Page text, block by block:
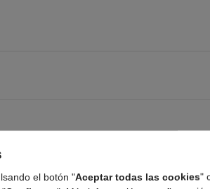
16 PRODUCTOS MÁS EN LA MISMA CATEGORÍA:
el botón "Aceptar todas las cookies"